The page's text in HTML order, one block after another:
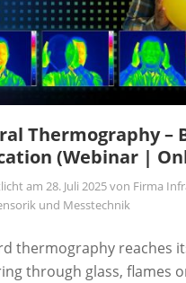
Thermography –
(Webinar |
am 28. Juli 2025von Firma
und Messtechnik
thermography reaches
through glass, flames